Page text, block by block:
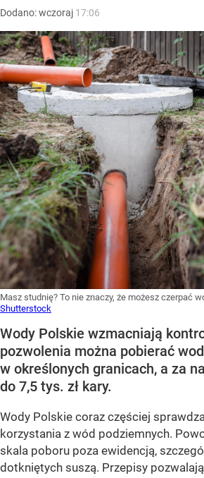
Dodano:wczoraj 17:06
Masz studnię? To nie znaczy, że możesz czerpać
Shutterstock
Wody Polskie wzmacniają
pozwolenia można pobierać
w określonych granicach, a za
do 7,5 tys. zł kary.
Wody Polskie coraz częściej
korzystania z wód podziemnych.
skala poboru poza ewidencją,
dotkniętych suszą. Przepisy